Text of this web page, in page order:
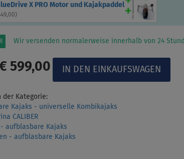
X PRO Motor und Kajakpaddel
)
Wir versenden normalerweise innerhalb von 24
599,00
der Kategorie:
Kajaks - universelle Kombikajaks
CALIBER
- aufblasbare Kajaks
- aufblasbare Kajaks